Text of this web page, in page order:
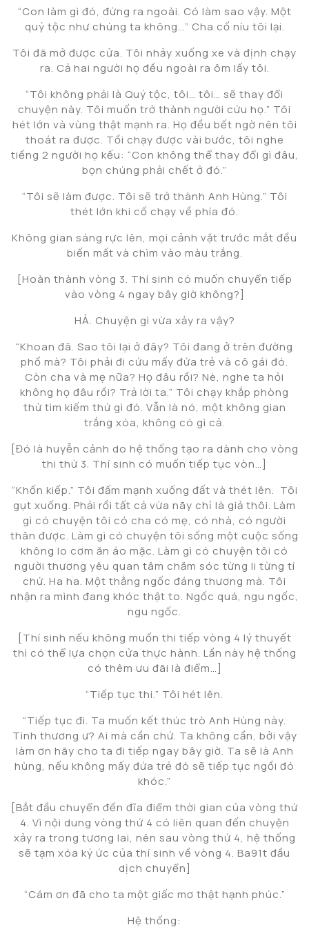
“Con làm gì đó, đừng ra ngoài. Có làm sao vậy. Một
quý tộc như chúng ta không…” Cha cố níu tôi lại.
Tôi đã mở được cửa. Tôi nhảy xuống xe và định chạy
ra. Cả hai người họ đều ngoài ra ôm lấy tôi.
“Tôi không phải là Quý tộc, tôi… tôi… sẽ thay đổi
chuyện này. Tôi muốn trở thành người cứu họ.” Tôi
hét lớn và vùng thật mạnh ra. Họ đều bết ngờ nên tôi
thoát ra được. Tồi chạy được vài bước, tôi nghe
tiếng 2 người họ kếu: “Con không thể thay đổi gì đâu,
bọn chúng phải chết ở đó.”
“Tôi sẽ làm được. Tôi sẽ trở thành Anh Hùng.” Tôi
thét lớn khi cố chạy về phía đó.
Không gian sáng rực lên, mọi cảnh vật trước mắt đều
biến mất và chìm vào màu trắng.
[Hoàn thành vòng 3. Thí sinh có muốn chuyển tiếp
vào vòng 4 ngay bây giờ không?]
HẢ. Chuyện gì vừa xảy ra vậy?
“Khoan đã. Sao tôi lại ở đây? Tôi đang ở trên đường
phố mà? Tôi phải đi cứu mấy đứa trẻ và cô gái đó.
Còn cha và mẹ nữa? Họ đâu rồi? Nè, nghe ta hỏi
không họ đâu rồi? Trả lời ta.” Tôi chạy khắp phòng
thử tìm kiếm thứ gì đó. Vẫn là nó, một không gian
trắng xóa, không có gì cả.
[Đó là huyễn cảnh do hệ thống tạo ra dành cho vòng
thi thứ 3. Thí sinh có muốn tiếp tục vòn…]
“Khốn kiếp.” Tôi đấm mạnh xuống đất và thét lên. Tôi
gụt xuống. Phải rồi tất cả vừa nãy chỉ là giả thôi. Làm
gì có chuyện tôi có cha có mẹ, có nhà, có người
thân được. Làm gì có chuyện tôi sống một cuộc sống
không lo cơm ăn áo mặc. Làm gì có chuyện tôi có
người thương yêu quan tâm chăm sóc từng li từng tí
chứ. Ha ha. Một thằng ngốc đáng thương mà. Tôi
nhận ra mình đang khóc thật to. Ngốc quá, ngu ngốc,
ngu ngốc.
[Thí sinh nếu không muốn thi tiếp vòng 4 lý thuyết
thì có thể lựa chọn cửa thực hành. Lần này hệ thống
có thêm ưu đãi là điểm…]
“Tiếp tục thi.” Tôi hét lên.
“Tiếp tục đi. Ta muốn kết thúc trò Anh Hùng này.
Tình thương ư? Ai mà cần chứ. Ta không cần, bởi vậy
làm ơn hãy cho ta đi tiếp ngay bây giờ. Ta sẽ là Anh
hùng, nếu không mấy đứa trẻ đó sẽ tiếp tục ngồi đó
khóc.”
[Bắt đầu chuyển đến đĩa điểm thời gian của vòng thứ
4. Vì nội dung vòng thứ 4 có liên quan đến chuyện
xảy ra trong tương lai, nên sau vòng thứ 4, hệ thống
sẽ tạm xóa ký ức của thí sinh về vòng 4. Ba91t đầu
dịch chuyển]
“Cám ơn đã cho ta một giấc mơ thật hạnh phúc.”
Hệ thống: